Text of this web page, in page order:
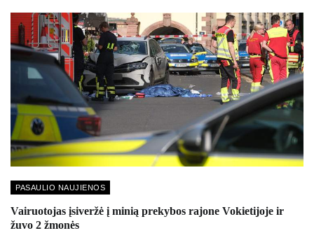
PASAULIO NAUJIENOS
Vairuotojas įsiveržė į minią prekybos rajone Vokietijoje ir
žuvo 2 žmonės